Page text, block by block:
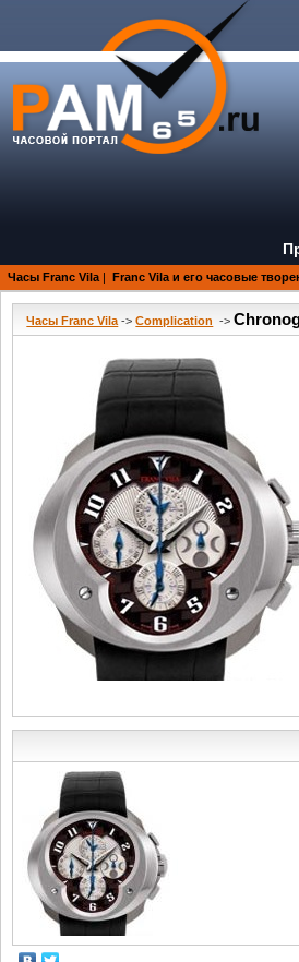
Часы Franc Vila | Franc Vila и его часовые
Часы Franc Vila ->Complication ->